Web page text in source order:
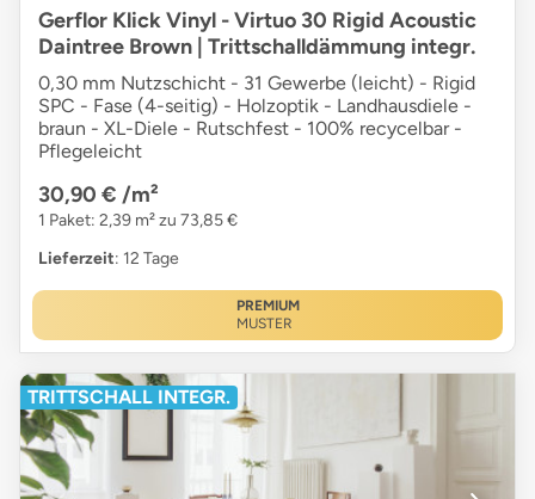
Gerflor Klick Vinyl - Virtuo 30 Rigid Acoustic
Daintree Brown | Trittschalldämmung integr.
0,30 mm Nutzschicht - 31 Gewerbe (leicht) - Rigid
SPC - Fase (4-seitig) - Holzoptik - Landhausdiele -
braun - XL-Diele - Rutschfest - 100% recycelbar -
Pflegeleicht
30,90 € /m²
1 Paket: 2,39 m² zu 73,85 €
Lieferzeit: 12 Tage
PREMIUM
MUSTER
TRITTSCHALL INTEGR.